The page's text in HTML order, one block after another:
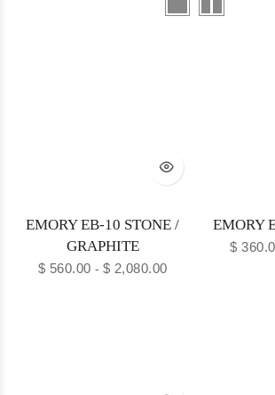
EMORY EB-10 STONE /
GRAPHITE
$ 560.00 - $ 2,080.00
EMORY
$